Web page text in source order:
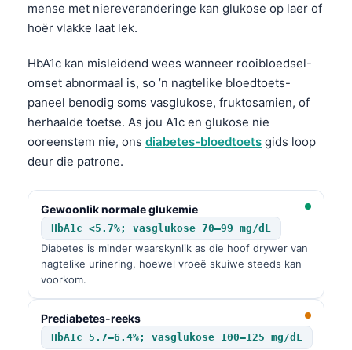
mense met niereveranderinge kan glukose op laer of
hoër vlakke laat lek.
HbA1c kan misleidend wees wanneer rooibloedsel-
omset abnormaal is, so ’n nagtelike bloedtoets-
paneel benodig soms vasglukose, fruktosamien, of
herhaalde toetse. As jou A1c en glukose nie
ooreenstem nie, ons diabetes-bloedtoets gids loop
deur die patrone.
Gewoonlik normale glukemie
HbA1c <5.7%; vasglukose 70–99 mg/dL
Diabetes is minder waarskynlik as die hoof drywer van
nagtelike urinering, hoewel vroeë skuiwe steeds kan
voorkom.
Prediabetes-reeks
HbA1c 5.7–6.4%; vasglukose 100–125 mg/dL